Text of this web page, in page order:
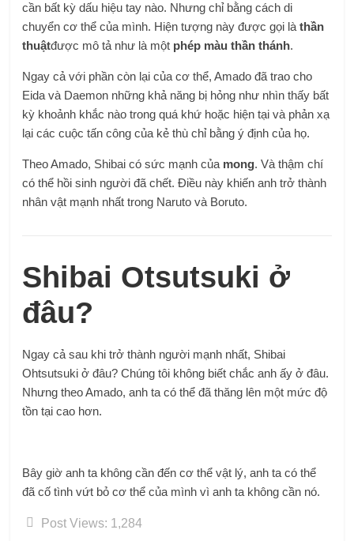
cần bất kỳ dấu hiệu tay nào. Nhưng chỉ bằng cách di
chuyển cơ thể của mình. Hiện tượng này được gọi làthần
thuậtđược mô tả như là một phép màu thần thánh.
Ngay cả với phần còn lại của cơ thể, Amado đã trao cho
Eida và Daemon những khả năng bị hỏng như nhìn thấy bất
kỳ khoảnh khắc nào trong quá khứ hoặc hiện tại và phản xạ
lại các cuộc tấn công của kẻ thù chỉ bằng ý định của họ.
Theo Amado, Shibai có sức mạnh của mong. Và thậm chí
có thể hồi sinh người đã chết. Điều này khiến anh trở thành
nhân vật mạnh nhất trong Naruto và Boruto.
Shibai Otsutsuki ở
đâu?
Ngay cả sau khi trở thành người mạnh nhất, Shibai
Ohtsutsuki ở đâu? Chúng tôi không biết chắc anh ấy ở đâu.
Nhưng theo Amado, anh ta có thể đã thăng lên một mức độ
tồn tại cao hơn.
Bây giờ anh ta không cần đến cơ thể vật lý, anh ta có thể
đã cố tình vứt bỏ cơ thể của mình vì anh ta không cần nó.
Post Views: 1,284